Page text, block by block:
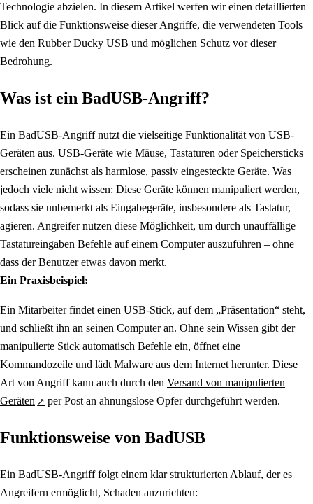
Technologie abzielen. In diesem Artikel werfen wir einen detaillierten
Blick auf die Funktionsweise dieser Angriffe, die verwendeten Tools
wie den Rubber Ducky USB und möglichen Schutz vor dieser
Bedrohung.
Was ist ein BadUSB-Angriff?
Ein BadUSB-Angriff nutzt die vielseitige Funktionalität von USB-
Geräten aus. USB-Geräte wie Mäuse, Tastaturen oder Speichersticks
erscheinen zunächst als harmlose, passiv eingesteckte Geräte. Was
jedoch viele nicht wissen: Diese Geräte können manipuliert werden,
sodass sie unbemerkt als Eingabegeräte, insbesondere als Tastatur,
agieren. Angreifer nutzen diese Möglichkeit, um durch unauffällige
Tastatureingaben Befehle auf einem Computer auszuführen – ohne
dass der Benutzer etwas davon merkt.
Ein Praxisbeispiel:
Ein Mitarbeiter findet einen USB-Stick, auf dem „Präsentation“ steht,
und schließt ihn an seinen Computer an. Ohne sein Wissen gibt der
manipulierte Stick automatisch Befehle ein, öffnet eine
Kommandozeile und lädt Malware aus dem Internet herunter. Diese
Art von Angriff kann auch durch den Versand von manipulierten
Geräten
per Post an ahnungslose Opfer durchgeführt werden.
Funktionsweise von BadUSB
Ein BadUSB-Angriff folgt einem klar strukturierten Ablauf, der es
Angreifern ermöglicht, Schaden anzurichten: